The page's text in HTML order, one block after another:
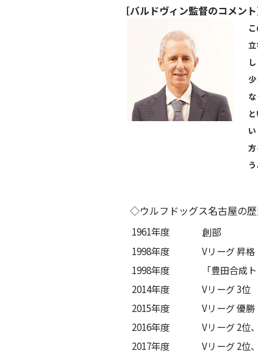
［バルドヴィン監督のコメント
◇ウルフドッグス名古屋の
1961年度 創部
1998年度
Vリーグ 昇格
1998年度
「豊田合成
2014年度
Vリーグ 3位
2015年度
Vリーグ 優勝
2016年度
Vリーグ 2位
2017年度
Vリーグ 2位